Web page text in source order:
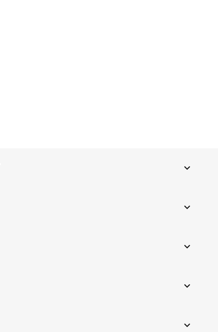




